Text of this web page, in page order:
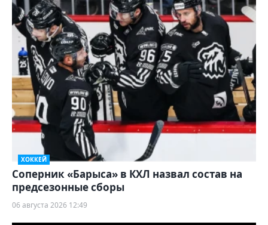
ХОККЕЙ
Соперник «Барыса» в КХЛ назвал состав на
предсезонные сборы
06 августа 2026 12:49